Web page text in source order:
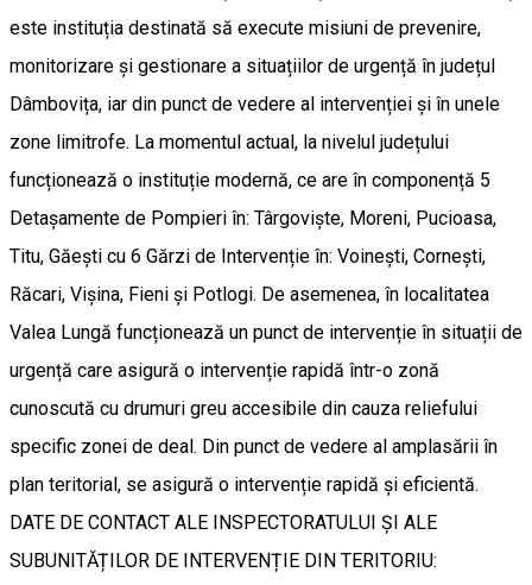
este instituția destinată să execute misiuni de prevenire,
monitorizare și gestionare a situațiilor de urgență în județul
Dâmbovița, iar din punct de vedere al intervenției și în unele
zone limitrofe. La momentul actual, la nivelul județului
funcționează o instituție modernă, ce are în componență 5
Detașamente de Pompieri în: Târgoviște, Moreni, Pucioasa,
Titu, Găești cu 6 Gărzi de Intervenție în: Voinești, Cornești,
Răcari, Vișina, Fieni și Potlogi. De asemenea, în localitatea
Valea Lungă funcționează un punct de intervenție în situații de
urgență care asigură o intervenție rapidă într-o zonă
cunoscută cu drumuri greu accesibile din cauza reliefului
specific zonei de deal. Din punct de vedere al amplasării în
plan teritorial, se asigură o intervenție rapidă și eficientă.
DATE DE CONTACT ALE INSPECTORATULUI ȘI ALE
SUBUNITĂȚILOR DE INTERVENȚIE DIN TERITORIU: